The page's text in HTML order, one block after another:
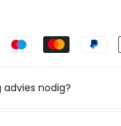
advies nodig?